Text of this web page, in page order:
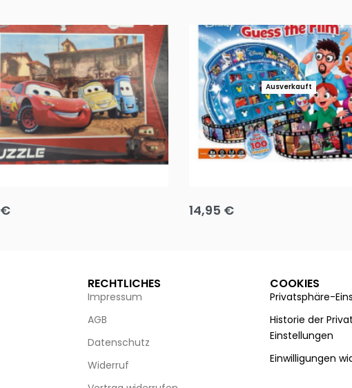
€
Ausverkauft
14,95 €
RECHTLICHES
Impressum
AGB
Datenschutz
Widerruf
COOKIES
Privatsphäre-
Historie der
Einstellungen
Einwilligungen